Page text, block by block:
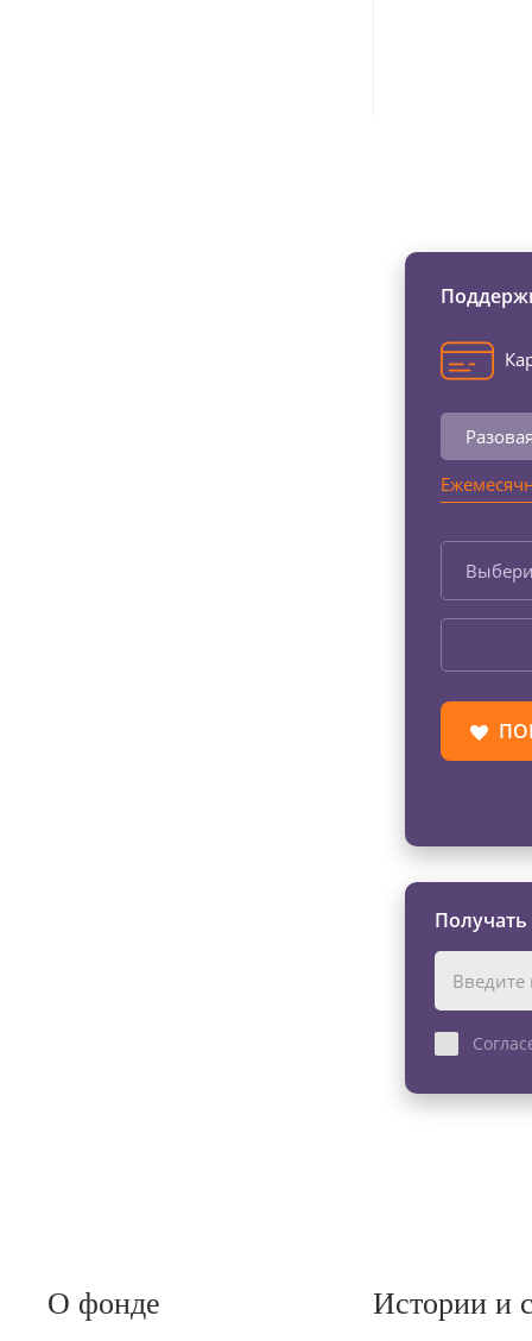
О фонде Истории и